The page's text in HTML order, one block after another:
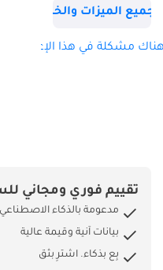
جميع الميزات والخصائص
مشكلة في هذا الإعلان؟
تقييم فوري ومجاني
مدعومة بالذكاء
بيانات آنية وقيمة عالية
بِع بذكاء. اشترِ بثق